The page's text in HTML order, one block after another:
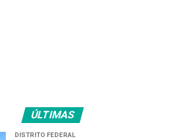
ÚLTIMAS
DISTRITO FEDERAL